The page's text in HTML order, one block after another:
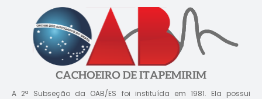
A 2ª Subseção da OAB/ES foi instituída em 1981. Ela possui